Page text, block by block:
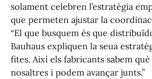
solament celebren l’estratègia
que permeten ajustar la
“El que busquem és que
Bauhaus expliquen la seua
fites. Així els fabricants sabem
nosaltres i podem avançar junts.”